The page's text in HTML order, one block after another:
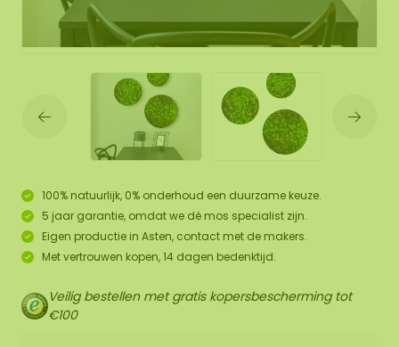
100% natuurlijk, 0% onderhoud een duurzame keuze.
5 jaar garantie, omdat we dé mos specialist zijn.
Eigen productie in Asten, contact met de makers.
Met vertrouwen kopen, 14 dagen bedenktijd.
Veilig bestellen met gratis kopersbescherming tot
€100